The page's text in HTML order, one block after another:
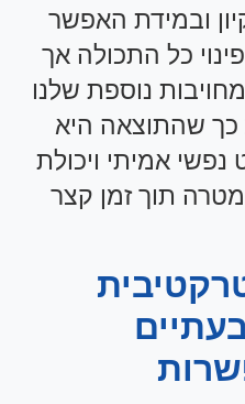
ובמידת האפשר
כל התכולה אך
נוספת שלנו
כך שהתוצאה היא
אמיתי ויכולת
תוך זמן קצר